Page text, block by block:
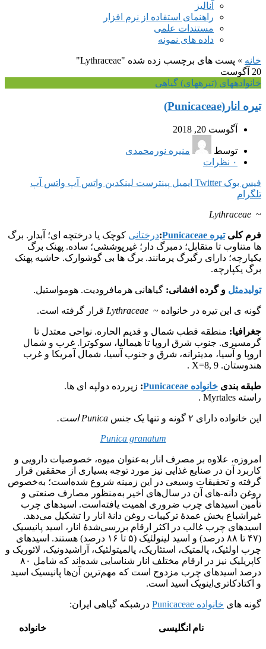
آنالیز
راهنمای استفاده از نرم افزار
مستندات علمی
داده های نمونه
خانه » پست های برچسب زده شده "Lythraceae"
20 آگوست
خانواده‎های (تیره‎های) گیاهی
تیره انار(Punicaceae)
آگوست 20, 2018
توسط
منیره نورمحمدی
۰ نظرات
فیس بوک Twitter ایمیل پینترست لینکدین واتس آپ واتس آپ
تلگرام
~
Lythraceae
فرم کلیتیره Punicaceae :درختانی کوچک یا درختچه ای؛ آبدار. برگ
ها متناوب تا متقابل؛ دمبرگ دار؛ غیرپوششی؛ ساده. پهنک برگ
یکپارچه؛ دارای رگبرگ پرمانند. برگ ها بی گوشوارک. حاشیه پهنک
برگ یکپارچه.
تولیدمثل و گرده افشانی: گیاهانی هرمافرودیت. هومواستیل.
گونه ی این تیره در خانواده ~ Lythraceae قرار گرفته است.
جغرافیا: منطقه قطب شمال و قدیم الحاره. نواحی معتدل تا
گرمسیری. جنوب شرق اروپا تا هیمالیا، سوکوترا. غرب و شمال
اروپا و آسیا، مدیترانه، شرق و جنوب آسیا، شمال آمریکا و غرب
هندوستان. X=8, 9 .
طبقه بندی خانواده Punicaceae : زیررده دولپه ای ها.
راسته Myrtales .
این خانواده دارای ۲ گونه و تنها یک جنس
Punica است.
Punica granatum
امروزه، علاوه بر مصرف انار به‌عنوان میوه، خصوصیات دارویی و
کاربرد آن در صنایع غذایی نیز مورد توجه بسیاری از محققین قرار
گرفته و تحقیقات وسیعی در این زمینه شروع شده‌است؛ به‌خصوص
روغن دانه-های آن در سال‌های اخیر به‌منظور مصارف صنعتی و
تأمین اسیدهای چرب ضروری اهمیت یافته‌است. اسیدهای چرب
غیر‌اشباع بخش عمدۀ ترکیبات روغن دانۀ انار را تشکیل می‌دهد.
اسیدهای چرب غالب در اکثر ارقام بررسی‌شدۀ انار، اسید پانیسیک
(۴۷ تا ۸۸ درصد) و اسید لینولئیک (۵ تا ۱۶ درصد) هستند. اسیدهای
چرب اولئیک، پالمتیک، استئاریک، پالمیتولئیک، آراشیدونیک، لائوریک و
کاپریلیک نیز در ارقام مختلف انار شناسایی شده‌اند که شامل ۸۰
درصد اسیدهای چرب مزدوج است که مهم‌ترین آن‌ها پانیسیک اسید
و اکتادکاتری‌اینویک اسید است.
گونه های خانواده Punicaceae درشبکه گیاهی ایران:
نام انگلیسی خانواده